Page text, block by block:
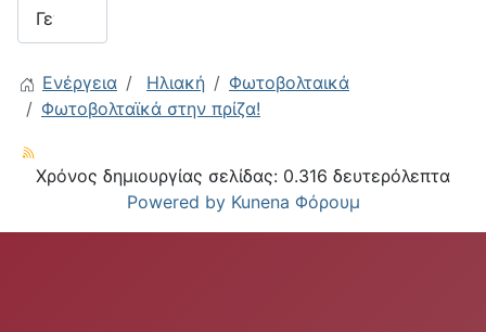
Ενέργεια Ηλιακή
Φωτοβολταικά
Φωτοβολταϊκά στην πρίζα!
Χρόνος δημιουργίας σελίδας: 0.316 δευτερόλεπτα
Powered by Kunena Φόρουμ